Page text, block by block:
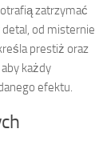
zatrzymać
od misternie
prestiż oraz
każdy
efektu.